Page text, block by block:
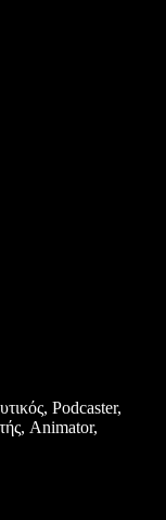
Podcaster,
Animator,